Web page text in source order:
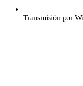
Transmisión por